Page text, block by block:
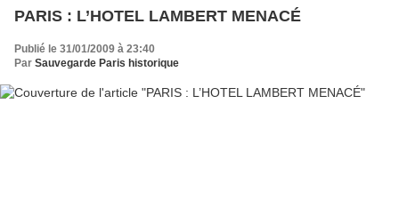
PARIS : L’HOTEL LAMBERT MENACÉ
Publié le 31/01/2009 à 23:40
Par Sauvegarde Paris historique